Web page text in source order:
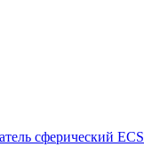
сферический ECS